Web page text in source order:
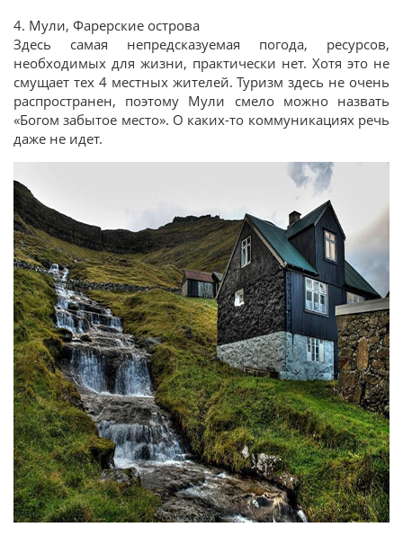
4. Мули, Фарерские острова
Здесь самая непредсказуемая погода, ресурсов,
необходимых для жизни, практически нет. Хотя это не
смущает тех 4 местных жителей. Туризм здесь не очень
распространен, поэтому Мули смело можно назвать
«Богом забытое место». О каких-то коммуникациях речь
даже не идет.